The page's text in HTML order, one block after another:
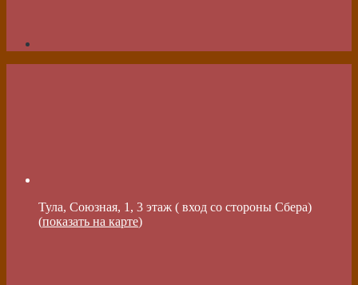
Тула, Союзная, 1, 3 этаж ( вход со стороны Сбера)
(показать на карте)